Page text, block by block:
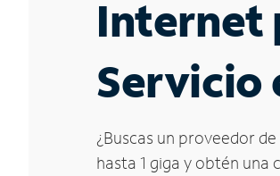
Internet
Servicio
¿Buscas un proveedor
hasta 1 giga y obtén